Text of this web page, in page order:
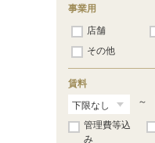
事業用
店舗
その他
賃料
～
管理費等込
み